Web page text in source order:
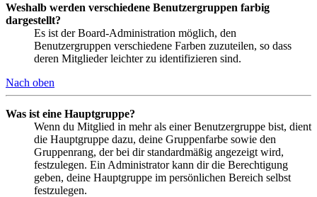
Weshalb werden verschiedene Benutzergruppen farbig
dargestellt?
Es ist der Board-Administration möglich, den
Benutzergruppen verschiedene Farben zuzuteilen, so dass
deren Mitglieder leichter zu identifizieren sind.
Nach oben
Was ist eine Hauptgruppe?
Wenn du Mitglied in mehr als einer Benutzergruppe bist, dient
die Hauptgruppe dazu, deine Gruppenfarbe sowie den
Gruppenrang, der bei dir standardmäßig angezeigt wird,
festzulegen. Ein Administrator kann dir die Berechtigung
geben, deine Hauptgruppe im persönlichen Bereich selbst
festzulegen.